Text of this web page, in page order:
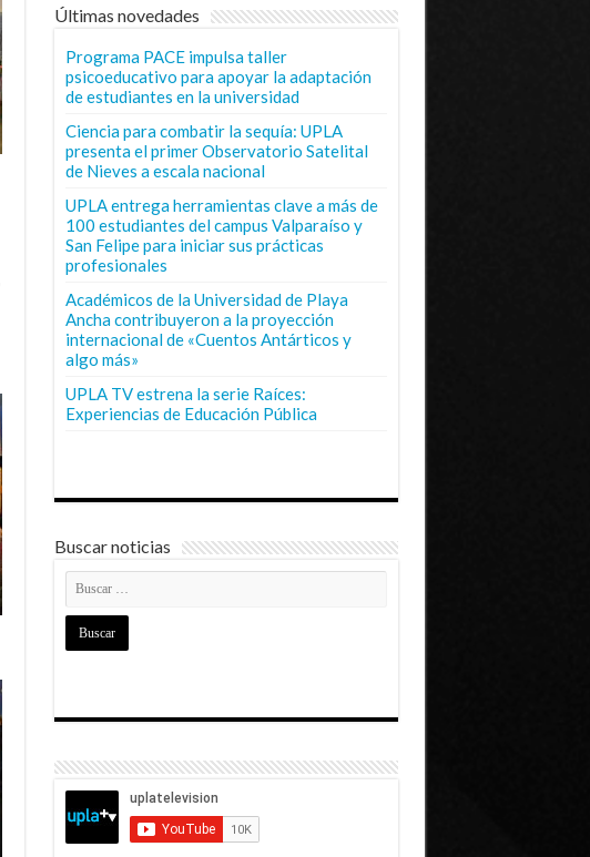
Últimas novedades
Programa PACE impulsa taller
psicoeducativo para apoyar la adaptación
de estudiantes en la universidad
Ciencia para combatir la sequía: UPLA
presenta el primer Observatorio Satelital
de Nieves a escala nacional
UPLA entrega herramientas clave a más de
100 estudiantes del campus Valparaíso y
San Felipe para iniciar sus prácticas
profesionales
Académicos de la Universidad de Playa
Ancha contribuyeron a la proyección
internacional de «Cuentos Antárticos y
algo más»
UPLA TV estrena la serie Raíces:
Experiencias de Educación Pública
Buscar noticias